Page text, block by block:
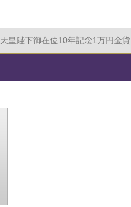
天皇陛下御在位10年記念1万円金貨